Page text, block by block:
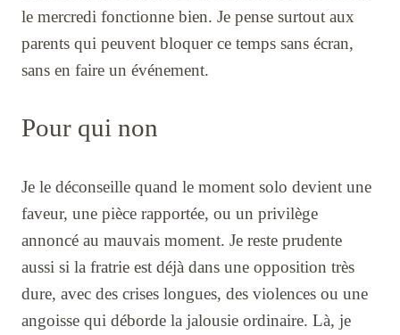
le mercredi fonctionne bien. Je pense surtout aux
parents qui peuvent bloquer ce temps sans écran,
sans en faire un événement.
Pour qui non
Je le déconseille quand le moment solo devient une
faveur, une pièce rapportée, ou un privilège
annoncé au mauvais moment. Je reste prudente
aussi si la fratrie est déjà dans une opposition très
dure, avec des crises longues, des violences ou une
angoisse qui déborde la jalousie ordinaire. Là, je